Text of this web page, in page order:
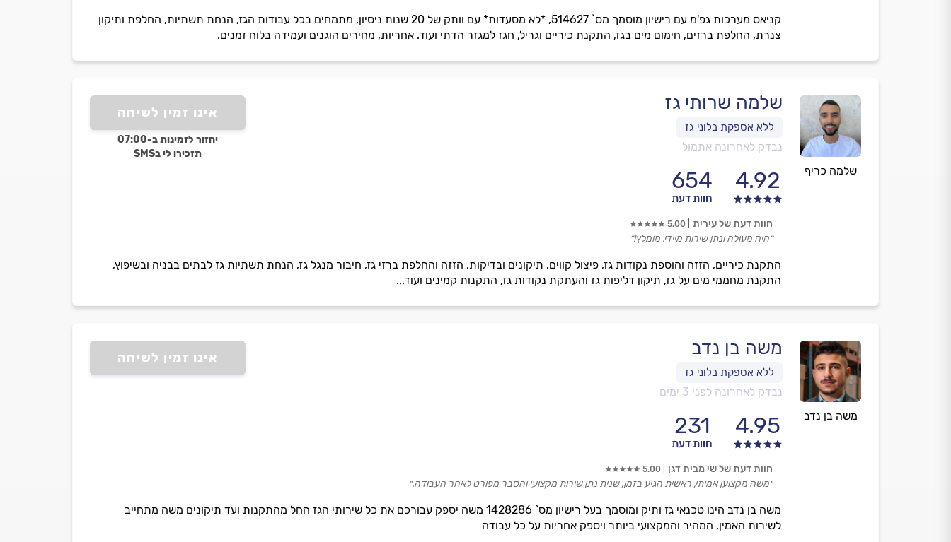
קניאס מערכות גפ'מ עם רישיון מוסמך מס` 514627, *לא מסעדות* עם וותק של 20 שנות ניסיון, מתמחים בכל עבודות הגז, הנחת תשתיות, החלפת ותיקון
צנרת, החלפת ברזים, חימום מים בגז, התקנת כיריים וגריל, חגז למגזר הדתי ועוד. אחריות, מחירים הוגנים ועמידה בלוח זמנים.
שלמה כריף
שלמה שרותי גז
נבדק לאחרונה אתמול
4.92
654
חוות דעת
אינו זמין לשיחה
יחזור לזמינות ב-07:00
תזכירו לי בSMS
התקנת כיריים, הזזה והוספת נקודות גז, פיצול קווים, תיקונים ובדיקות, הזזה והחלפת ברזי גז, חיבור מנגל גז, הנחת תשתיות גז לבתים בבניה ובשיפוץ,
התקנת מחממי מים על גז, תיקון דליפות גז והעתקת נקודות גז, התקנות קמינים ועוד...
חוות דעת של עירית 5.00
״היה מעולה ונתן שירות מיידי. מומלץ!״
משה בן נדב
משה בן נדב
נבדק לאחרונה לפני 3 ימים
4.95
231
חוות דעת
אינו זמין לשיחה
משה בן נדב הינו טכנאי גז ותיק ומוסמך בעל רישיון מס` 1428286 משה יספק עבורכם את כל שירותי הגז החל מהתקנות ועד תיקונים משה מתחייב
לשירות האמין, המהיר והמקצועי ביותר ויספק אחריות על כל עבודה
חוות דעת של שי מבית דגן 5.00
״משה מקצוען אמיתי, ראשית הגיע בזמן, שנית נתן שירות מקצועי והסבר מפורט לאחר העבודה.״